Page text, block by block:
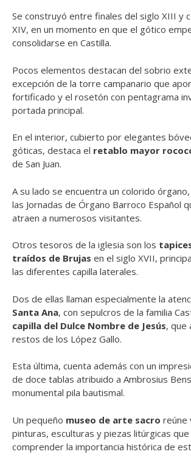
Se construyó entre finales del siglo XIII y
XIV, en un momento en que el gótico
consolidarse en Castilla.
Pocos elementos destacan del sobrio
excepción de la torre campanario que
fortificado y el rosetón con pentagrama
portada principal.
En el interior, cubierto por elegantes
góticas, destaca el retablo mayor
de San Juan.
A su lado se encuentra un colorido
las Jornadas de Órgano Barroco Español
atraen a numerosos visitantes.
Otros tesoros de la iglesia son los
traídos de Brujas en el siglo XVII,
las diferentes capilla laterales.
Dos de ellas llaman especialmente la
Santa Ana, con sepulcros de la familia
capilla del Dulce Nombre de Jesús, que
restos de los López Gallo.
Esta última, cuenta además con un
de doce tablas atribuido a Ambrosius
monumental pila bautismal.
Un pequeño museo de arte sacro reúne
pinturas, esculturas y piezas litúrgicas que
comprender la importancia histórica de